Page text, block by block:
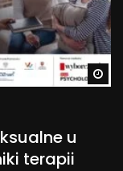
u
terapii